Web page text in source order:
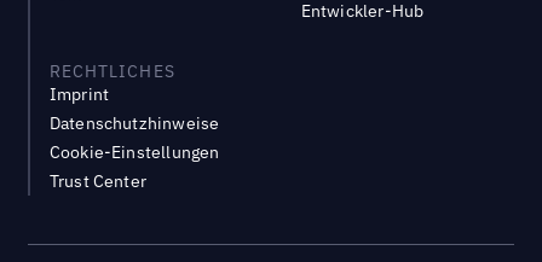
Entwickler-Hub
RECHTLICHES
Imprint
Datenschutzhinweise
Cookie-Einstellungen
Trust Center